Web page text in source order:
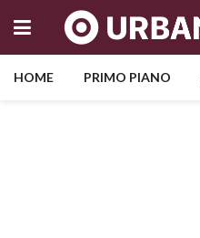
HOME PRIMO PIANO